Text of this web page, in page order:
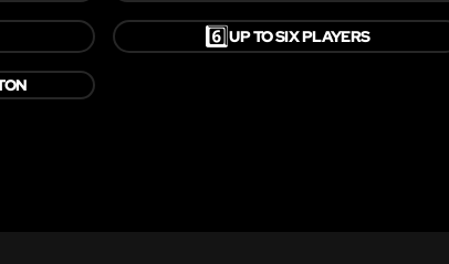
6️⃣UP TO SIX PLAYERS